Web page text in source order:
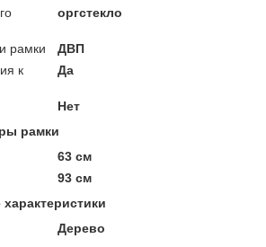
оргстекло
рамки
ДВП
к
Да
Нет
рамки
63 см
93 см
Дерево